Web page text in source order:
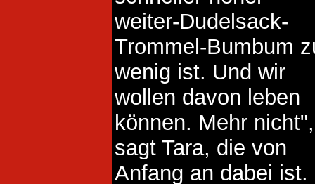
weiter-Dudelsack-
Trommel-Bumbum
wenig ist. Und wir
wollen davon leben
können. Mehr nicht",
sagt Tara, die von
Anfang an dabei ist.